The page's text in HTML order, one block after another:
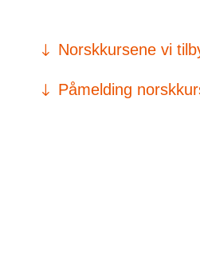
Norskkursene vi
Påmelding